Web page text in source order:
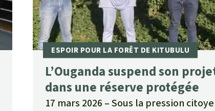
L’Ouganda suspend son
dans une réserve protégée
17 mars 2026
Sous la pression